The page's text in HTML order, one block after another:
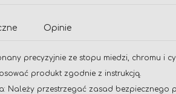
precyzyjnie ze stopu miedzi, chromu i
produkt zgodnie z instrukcją.
Należy przestrzegać zasad bezpiecznego
Opinie